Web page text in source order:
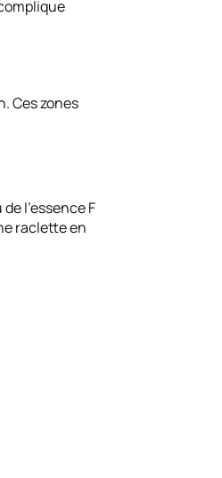
Ces zones
l’essence F
raclette en